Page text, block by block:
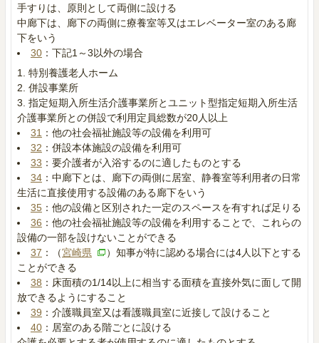
手すりは、原則として両側に設ける
中廊下は、廊下の両側に療養室等又はエレベーター室のある廊
下をいう
30：下記1～3以外の場合
特別養護老人ホーム
併設事業所
指定短期入所生活介護事業所とユニット型指定短期入所生活
介護事業所との併設で利用定員総数が20人以上
31 ：他の社会福祉施設等の設備を利用可
32 ：併設本体施設の設備を利用可
33 ：要介護者が入浴するのに適したものとする
34：中廊下とは、廊下の両側に居室、静養室等利用者の日常
生活に直接使用する設備のある廊下をいう
35：他の設備と区別された一定のスペースを有すれば足りる
36 ：他の社会福祉施設等の設備を利用することで、これらの
設備の一部を設けないことができる
37 ：（宮崎県
）知事が特に認める場合には4人以下とする
ことができる
38 ：床面積の1/14以上に相当する面積を直接外気に面して開
放できるようにすること
39 ：介護職員室又は看護職員室に近接して設けること
40：居室のある階ごとに設ける